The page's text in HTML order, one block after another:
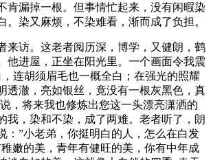
肯漏掉一根。但事情忙起来，没有闲暇染
。染又麻烦，不染难看，渐而成了负担。
来访。这老者阅历深，博学，又健朗，鹤
他进屋，正坐在阳光里。一个画面令我震
连胡须眉毛也一概全白；在强光的照耀
透澈，亮如银丝，竟没有一根灰黑色，真
，将来我也修炼出您这一头漂亮潇洒的
我，染和不染，成了两难。老者听了，朗
：”小老弟，你挺明白的人，怎么在白发
嫩的美，青年有健旺的美，你有中年成